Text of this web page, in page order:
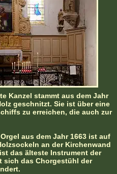
Kanzel stammt aus dem Jahr
geschnitzt. Sie ist über eine
zu erreichen, die auch zur
aus dem Jahr 1663 ist auf
an der Kirchenwand
das älteste Instrument der
sich das Chorgestühl der